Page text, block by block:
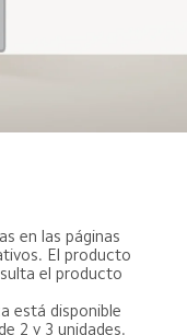
en las páginas
El producto
el producto
está disponible
2 y 3 unidades.